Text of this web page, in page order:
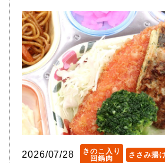
2026/07/28
きのこ入り
回鍋肉
ささみ揚